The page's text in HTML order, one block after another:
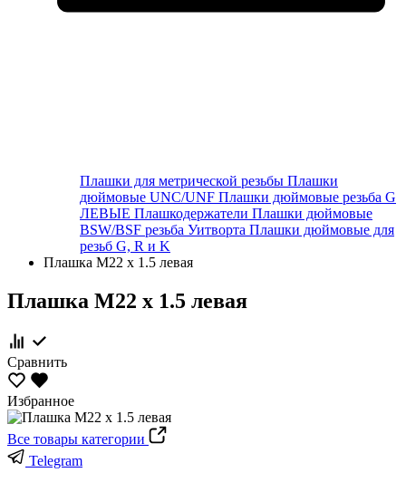
Плашки для метрической резьбы Плашки
дюймовые UNC/UNF Плашки дюймовые резьба G
ЛЕВЫЕ Плашкодержатели Плашки дюймовые
BSW/BSF резьба Уитворта Плашки дюймовые для
резьб G, R и K
Плашка М22 х 1.5 левая
Плашка М22 х 1.5 левая
Сравнить
Избранное
Все товары категории
Telegram